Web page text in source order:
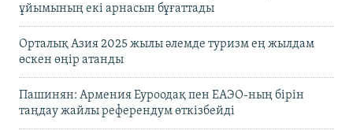
ұйымының екі арнасын бұғаттады
Орталық Азия 2025 жылы әлемде туризм ең жылдам
өскен өңір атанды
Пашинян: Армения Еуроодақ пен ЕАЭО-ның бірін
таңдау жайлы референдум өткізбейді